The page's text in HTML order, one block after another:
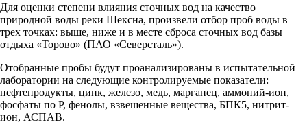
Для оценки степени влияния сточных вод на качество
природной воды реки Шексна, произвели отбор проб воды в
трех точках: выше, ниже и в месте сброса сточных вод базы
отдыха «Торово» (ПАО «Северсталь»).
Отобранные пробы будут проанализированы в испытательной
лаборатории на следующие контролируемые показатели:
нефтепродукты, цинк, железо, медь, марганец, аммоний-ион,
фосфаты по Р, фенолы, взвешенные вещества, БПК5, нитрит-
ион, АСПАВ.